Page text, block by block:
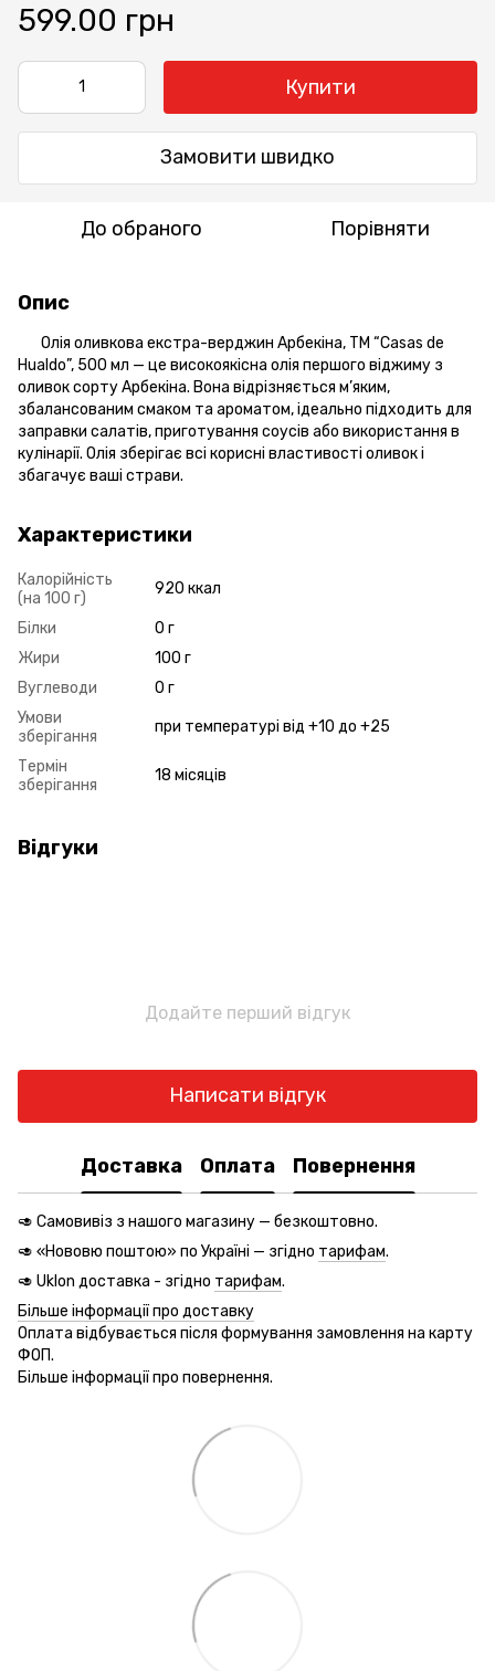
599.00 грн
Купити
Замовити швидко
До обраного Порівняти
Опис
Олія оливкова екстра-верджин Арбекіна, ТМ “Casas de
Hualdo”, 500 мл — це високоякісна олія першого віджиму з
оливок сорту Арбекіна. Вона відрізняється м’яким,
збалансованим смаком та ароматом, ідеально підходить для
заправки салатів, приготування соусів або використання в
кулінарії. Олія зберігає всі корисні властивості оливок і
збагачує ваші страви.
Характеристики
Калорійність
(на 100 г)
920 ккал
Білки
0 г
Жири
100 г
Вуглеводи
0 г
Умови
зберігання
при температурі від +10 до +25
Термін
зберігання
18 місяців
Відгуки
Додайте перший відгук
Написати відгук
Доставка Оплата Повернення
🥑 Самовивіз з нашого магазину — безкоштовно.
🥑 «Нововю поштою» по Україні — згідно тарифам.
🥑 Uklon доставка - згідно тарифам.
Більше інформації про доставку
Оплата відбувається після формування замовлення на карту
ФОП.
Більше інформації про повернення.